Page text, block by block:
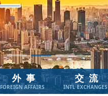
外事
FOREIGN AFFAIRS
交流
INTL EXCHANGES